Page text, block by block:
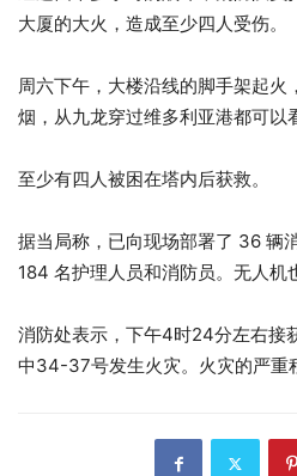
大厦的大火，造成至少四人受伤。
周六下午，大楼沿线的脚手架起火
烟，从九龙穿过维多利亚港都可以
至少有四人被困在塔内后获救。
据当局称，已向现场部署了 36 辆
184 名护理人员和消防员。无人机
消防处表示，下午4时24分左右接
中34-37号发生火灾。火灾的严重